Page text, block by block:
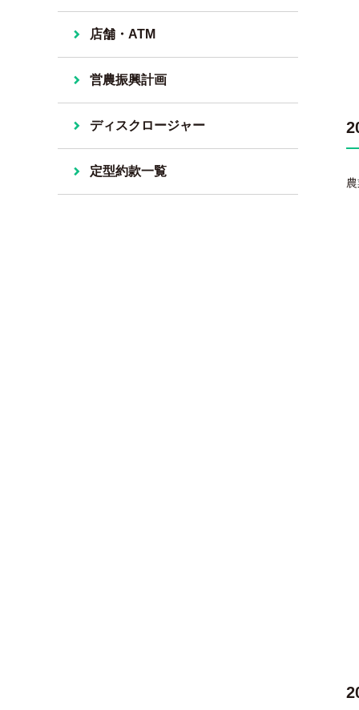
店舗・ATM
営農振興計画
ディスクロージャー
定型約款一覧